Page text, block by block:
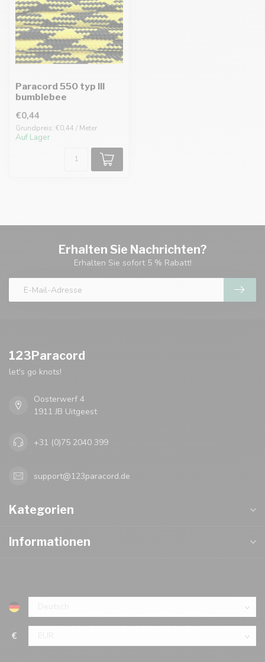
Paracord 550 typ III
bumblebee
€0,44
Grundpreis: €0,44 / Meter
Auf Lager
Erhalten Sie Nachrichten?
Erhalten Sie sofort 5 % Rabatt!
123Paracord
let's go knots!
Oosterwerf 4
1911 JB Uitgeest
+31 (0)75 2040 399
support@123paracord.de
Kategorien
Informationen
€